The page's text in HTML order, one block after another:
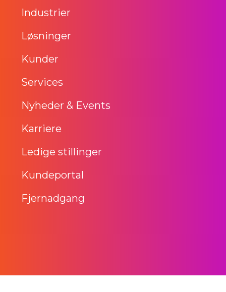
Industrier
Løsninger
Kunder
Services
Nyheder & Events
Karriere
Ledige stillinger
Kundeportal
Fjernadgang